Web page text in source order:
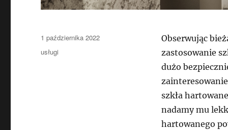
Obserwując
zastosowanie
dużo
szkła
nadamy mu
hartowanego
Data
publikacji
1 października 2022
Kategorie
usługi